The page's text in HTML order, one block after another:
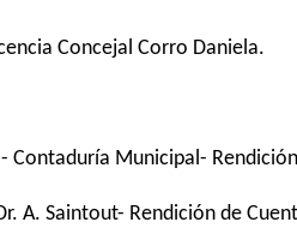
Concejal Corro Daniela.
Contaduría Municipal-
A. Saintout- Rendición de